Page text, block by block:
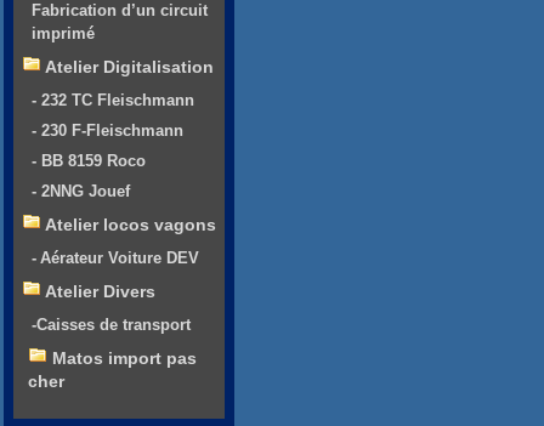
Fabrication d’un circuit
imprimé
Atelier Digitalisation
- 232 TC Fleischmann
- 230 F-Fleischmann
- BB 8159 Roco
- 2NNG Jouef
Atelier locos vagons
- Aérateur Voiture DEV
Atelier Divers
-Caisses de transport
Matos import pas
cher